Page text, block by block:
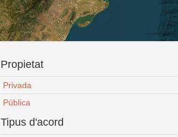
Propietat
Privada
Pública
Tipus d'acord